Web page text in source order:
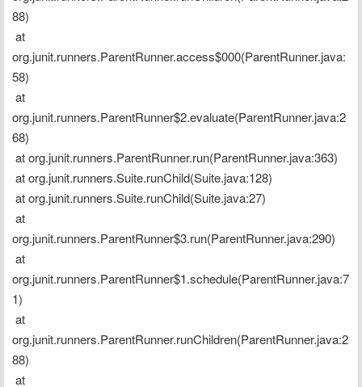
88)
org.junit.runners.ParentRunner.access$000(ParentRunner.java:
58)
org.junit.runners.ParentRunner$2.evaluate(ParentRunner.java:2
68)
at org.junit.runners.ParentRunner.run(ParentRunner.java:363)
at org.junit.runners.Suite.runChild(Suite.java:128)
at org.junit.runners.Suite.runChild(Suite.java:27)
org.junit.runners.ParentRunner$3.run(ParentRunner.java:290)
org.junit.runners.ParentRunner$1.schedule(ParentRunner.java:7
1)
org.junit.runners.ParentRunner.runChildren(ParentRunner.java:2
88)